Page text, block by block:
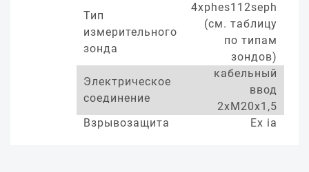
Тип
измерительного
зонда
4xphes112seph
(см. таблицу
по типам
зондов)
Электрическое
соединение
кабельный
ввод
2хМ20х1,5
Взрывозащита
Ex ia